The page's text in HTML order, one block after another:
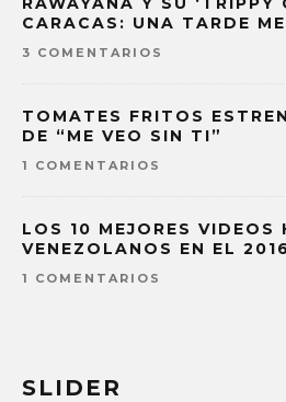
CARACAS: UNA TARDE
3 COMENTARIOS
TOMATES FRITOS
DE “ME VEO SIN TI”
1 COMENTARIOS
LOS 10 MEJORES VIDEOS
VENEZOLANOS EN EL 2016
1 COMENTARIOS
SLIDER